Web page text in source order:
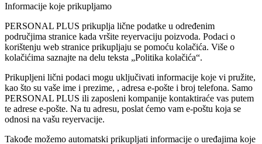
Informacije koje prikupljamo
PERSONAL PLUS prikuplja lične podatke u određenim
područjima stranice kada vršite reyervaciju poizvoda. Podaci o
korištenju web stranice prikupljaju se pomoću kolačića. Više o
kolačićima saznajte na delu teksta „Politika kolačića“.
Prikupljeni lični podaci mogu uključivati informacije koje vi pružite,
kao što su vaše ime i prezime, , adresa e-pošte i broj telefona. Samo
PERSONAL PLUS ili zaposleni kompanije kontaktiraće vas putem
te adrese e-pošte. Na tu adresu, poslat ćemo vam e-poštu koja se
odnosi na vašu reyervacije.
Takođe možemo automatski prikupljati informacije o uređajima koje